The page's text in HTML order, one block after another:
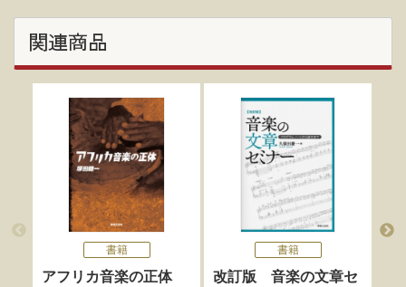
関連商品
書籍
アフリカ音楽の正体
書籍
改訂版 音楽の文章セ